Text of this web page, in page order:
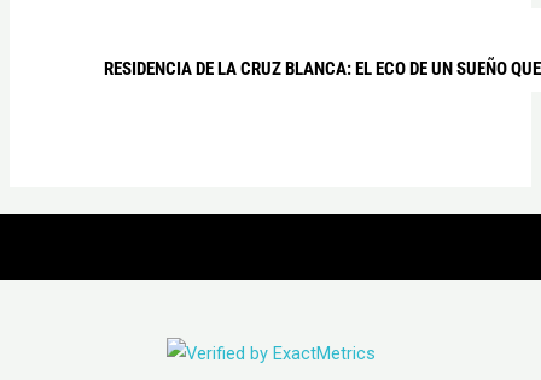
RESIDENCIA DE LA CRUZ BLANCA: EL ECO DE UN SUEÑO